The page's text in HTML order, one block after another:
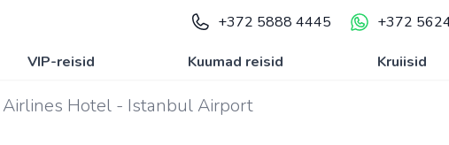
+372 5888 4445 +372
VIP-reisid Kuumad reisid Kruiisid
Hotel - Istanbul Airport